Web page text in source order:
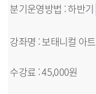
하반기
보태니컬 아트
45,000원